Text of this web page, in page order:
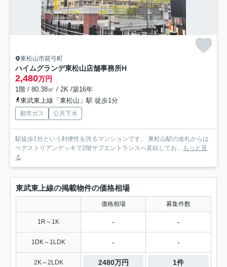
東松山市箭弓町
ハイムグランデ東松山店舗事務所H
2,480万円
1階 / 80.38㎡ / 2K /築16年
東武東上線「東松山」駅 徒歩1分
都市ガス 公共下水
駅徒歩1分という利便性を誇るマンションです。 東松山駅の改札からは
ペデストリアンデッキで2階サブエントランスへ直結してお... もっと見
る
東武東上線の掲載物件の価格相場
価格相場 募集件数
1R～1K - -
1DK～1LDK - -
2K～2LDK 2480万円 1件